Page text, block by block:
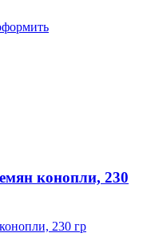
конопли, 230